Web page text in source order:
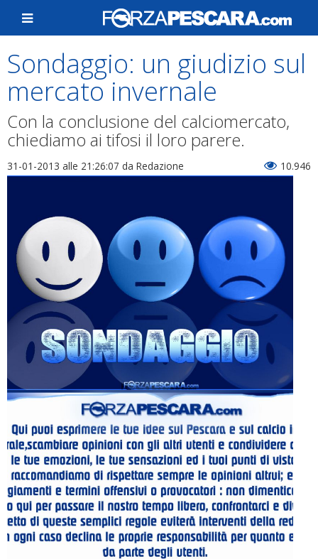
Sondaggio: un giudizio sul
mercato invernale
Con la conclusione del calciomercato,
chiediamo ai tifosi il loro parere.
31-01-2013 alle 21:26:07 da Redazione 10.946